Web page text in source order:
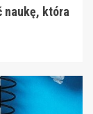
naukę, która